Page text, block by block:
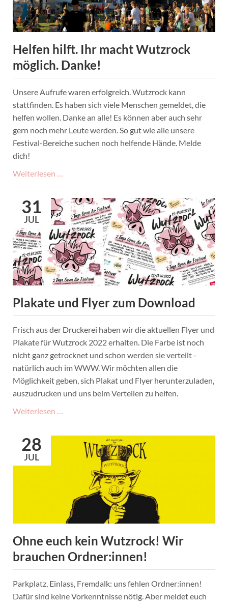
Musik
für
die
ganze
Familie!
Helfen hilft. Ihr macht Wutzrock
möglich. Danke!
Unsere Aufrufe waren erfolgreich. Wutzrock kann
stattfinden. Es haben sich viele Menschen gemeldet, die
helfen wollen. Danke an alle! Es können aber auch sehr
gern noch mehr Leute werden. So gut wie alle unsere
Festival-Bereiche suchen noch helfende Hände. Melde
dich!
Weiterlesen …
Ihr
macht
Wutzrock
möglich.
Danke!
31
JUL
Plakate und Flyer zum Download
Frisch aus der Druckerei haben wir die aktuellen Flyer und
Plakate für Wutzrock 2022 erhalten. Die Farbe ist noch
nicht ganz getrocknet und schon werden sie verteilt -
natürlich auch im WWW. Wir möchten allen die
Möglichkeit geben, sich Plakat und Flyer herunterzuladen,
auszudrucken und uns beim Verteilen zu helfen.
Weiterlesen …
Flyer
Download
28
JUL
Ohne euch kein Wutzrock! Wir
brauchen Ordner:innen!
Parkplatz, Einlass, Fremdalk: uns fehlen Ordner:innen!
Dafür sind keine Vorkenntnisse nötig. Aber meldet euch